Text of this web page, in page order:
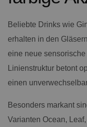
Beliebte Drinks wie
erhalten in den
eine neue
Linienstruktur betont
einen
Besonders markant
Varianten Ocean,